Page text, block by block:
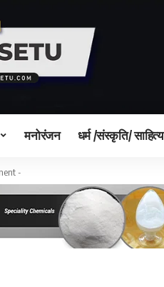
मनोरंजन धर्म /संस्कृति/ साहित्य
-